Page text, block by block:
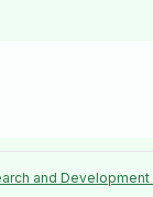
and Development